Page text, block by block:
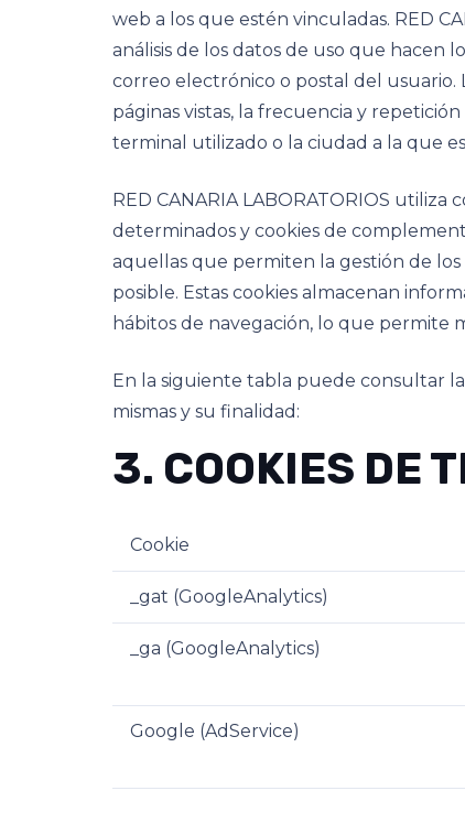
web a los que estén vinculadas. RED
análisis de los datos de uso que hacen
correo electrónico o postal del usuario.
páginas vistas, la frecuencia y
terminal utilizado o la ciudad a la que
RED CANARIA LABORATORIOS
determinados y cookies de
aquellas que permiten la gestión de
posible. Estas cookies almacenan
hábitos de navegación, lo que permite
En la siguiente tabla puede consultar
mismas y su finalidad:
3. COOKIES DE
Cookie
_gat (GoogleAnalytics)
_ga (GoogleAnalytics)
Google (AdService)